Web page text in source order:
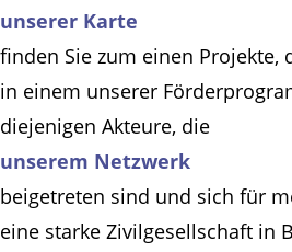
unserer Karte
finden Sie zum einen
in einem unserer
diejenigen Akteure, die
unserem Netzwerk
beigetreten sind und sich für
eine starke Zivilgesellschaft in